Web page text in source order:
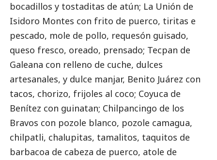
bocadillos y tostaditas de atún; La Unión de
Isidoro Montes con frito de puerco, tiritas e
pescado, mole de pollo, requesón guisado,
queso fresco, oreado, prensado; Tecpan de
Galeana con relleno de cuche, dulces
artesanales, y dulce manjar, Benito Juárez con
tacos, chorizo, frijoles al coco; Coyuca de
Benítez con guinatan; Chilpancingo de los
Bravos con pozole blanco, pozole camagua,
chilpatli, chalupitas, tamalitos, taquitos de
barbacoa de cabeza de puerco, atole de